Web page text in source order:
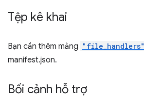
Tệp kê khai
Bạn cần thêm mảng "file_handlers"
manifest.json.
Bối cảnh hỗ trợ